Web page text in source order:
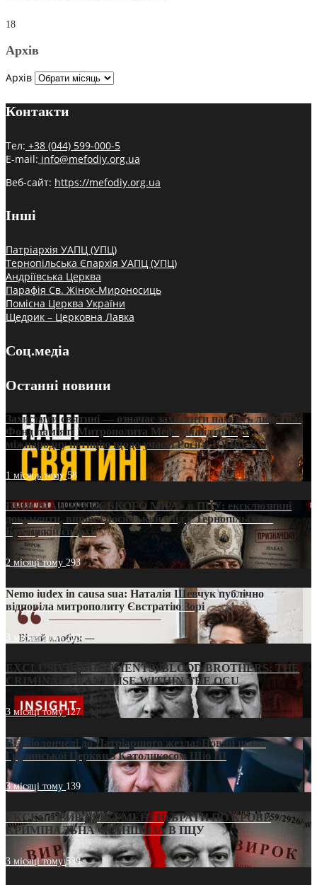
18
Архів
Архів
Контакти
Тел: +38 (044) 599-000-5
E-mail: info@mefodiy.org.ua
Веб-сайт: https://mefodiy.org.ua
Інші
Патріархія УАПЦ (УПЦ)
Тернопільська Єпархія УАПЦ (УПЦ)
Андріївська Церква
Парафія Св. Жінок-Мироносиць
Помісна Церква України
Щедрик – Церковна Лавка
Соц.медіа
Останні новини
Захистити святині — означає захистити пам’ять людства:
Фонд пам’яті Митрополита Мефодія підтримує
міжнародну петицію щодо участі Росії в ЮНЕСКО
1 місяць тому58
ПРИСМАК «РУССЬКОГО МІРА» в ПЦУ: ексклюзивні
документи, вирок і російський слід у Тернопільсько-
Бучацькій єпархії
2 місяці тому 293
Nemo iudex in causa sua: Наталія Шевчук публічно
відповіла митрополиту Євстратію Зорі
3 місяці тому213
EXCLUSIVE (DOCUMENTS)/BLOOD BROTHERS: THE
CRIMINAL FRANCHISE WITHIN THE OCU
3 місяці тому127
Від віолончелі до Патріаршого жезла: Новий шлях
Грузинської Церкви з Католикосом Шіо III
3 місяці тому 139
ЕКСКЛЮЗИВ (ДОКУМЕНТИ)/БРАТИ ПО КРОВІ:
КРИМІНАЛЬНА ФРАНШИЗА В ПЦУ
3 місяці тому539